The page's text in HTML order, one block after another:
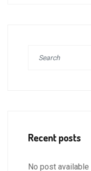
Recent posts
No post available